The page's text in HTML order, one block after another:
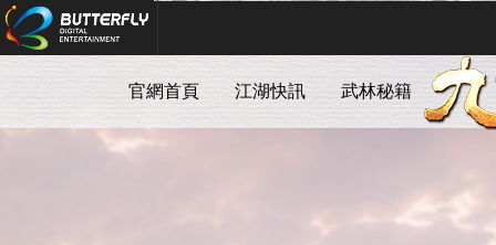
官網首頁 江湖快訊 武林秘籍